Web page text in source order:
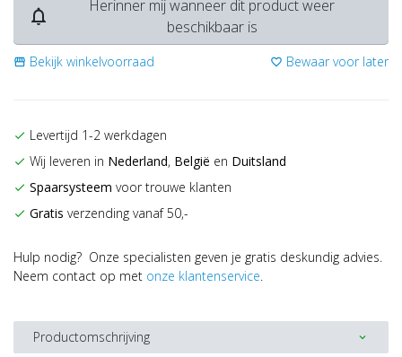
notifications_none
Herinner mij wanneer dit product weer
beschikbaar is
storefront Bekijk winkelvoorraad favorite_border Bewaar voor later
check Levertijd 1-2 werkdagen
check Wij leveren in Nederland, België en Duitsland
check Spaarsysteem voor trouwe klanten
check Gratis verzending vanaf 50,-
Hulp nodig? Onze specialisten geven je gratis deskundig advies.
Neem contact op met onze klantenservice.
Productomschrijving expand_more